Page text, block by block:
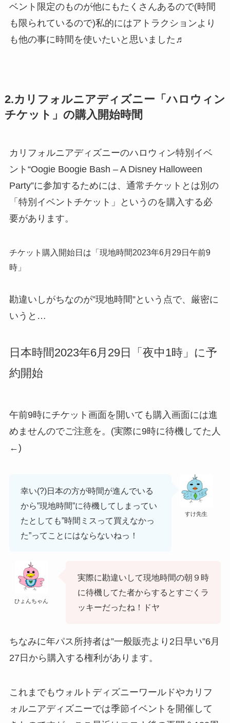
ベント限定のものが他にもたくさんあるので(時間
も限られているので)私的にはアトラクションより
も他の事に時間を使いたいと思いました♬
2.カリフォルニアディズニー「ハロウィン
チケット」の購入開始時間
カリフォルニアディズニーのハロウィン特別イベ
ント“Oogie Boogie Bash – A Disney Halloween
Party”に参加するためには、通常チケットとは別の
「特別イベントチケット」
というのを購入する必
要があります。
チケット購入開始日は「現地時間2023年6月29日午前9
時」
勘違いしがちなのが”現地時間”という点で、厳密に
いうと…
日本時間2023年6月29日「夜中1時」に予
約開始
午前9時にチケット画面を開いても購入画面には進
めませんのでご注意を。(実際に9時に待機してた人
←)
すけ先生
幸い(?)日本の方が時間が進んでいる
から”現地時間”に待機してしまってい
たとしても”時間ミスって買えなかっ
た”ってことにはならないねっ！
ひょんちゃん
実際に勘違いして現地時間の朝９時
に待機してた者からするとすごくラ
ッキーだったね！ドヤ
ちなみに年パス所持者は”一般販売より2日早い”6月
27日から購入する権利があります。
これまでもウォルトディズニーワールドやカリフ
ォルニアディズニーでは季節イベントを開催して